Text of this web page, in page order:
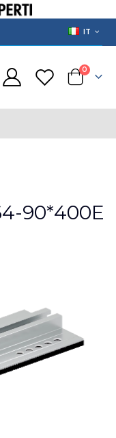
LANGUAGE
IT
Cart
0prodotti
90*400E